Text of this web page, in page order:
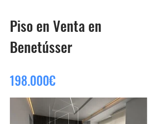
Piso en Venta en
Benetússer
198.000€